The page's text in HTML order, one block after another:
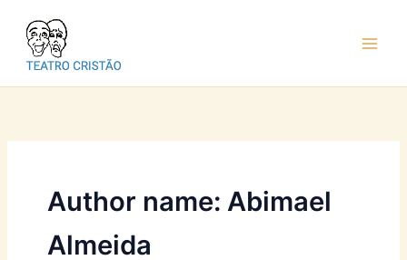
conteúdo
Author name: Abimael
Almeida